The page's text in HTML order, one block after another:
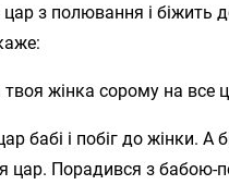
з полювання і біжить
жінка сорому на все
бабі і побіг до жінки. А
цар. Порадився з бабою-